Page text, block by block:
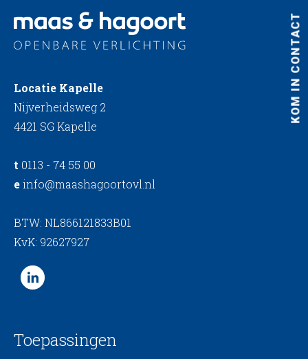
KOM IN CONTACT
Locatie Kapelle
Nijverheidsweg 2
4421 SG Kapelle
t 0113 - 74 55 00
einfo@maashagoortovl.nl
BTW: NL866121833B01
KvK: 92627927
Toepassingen